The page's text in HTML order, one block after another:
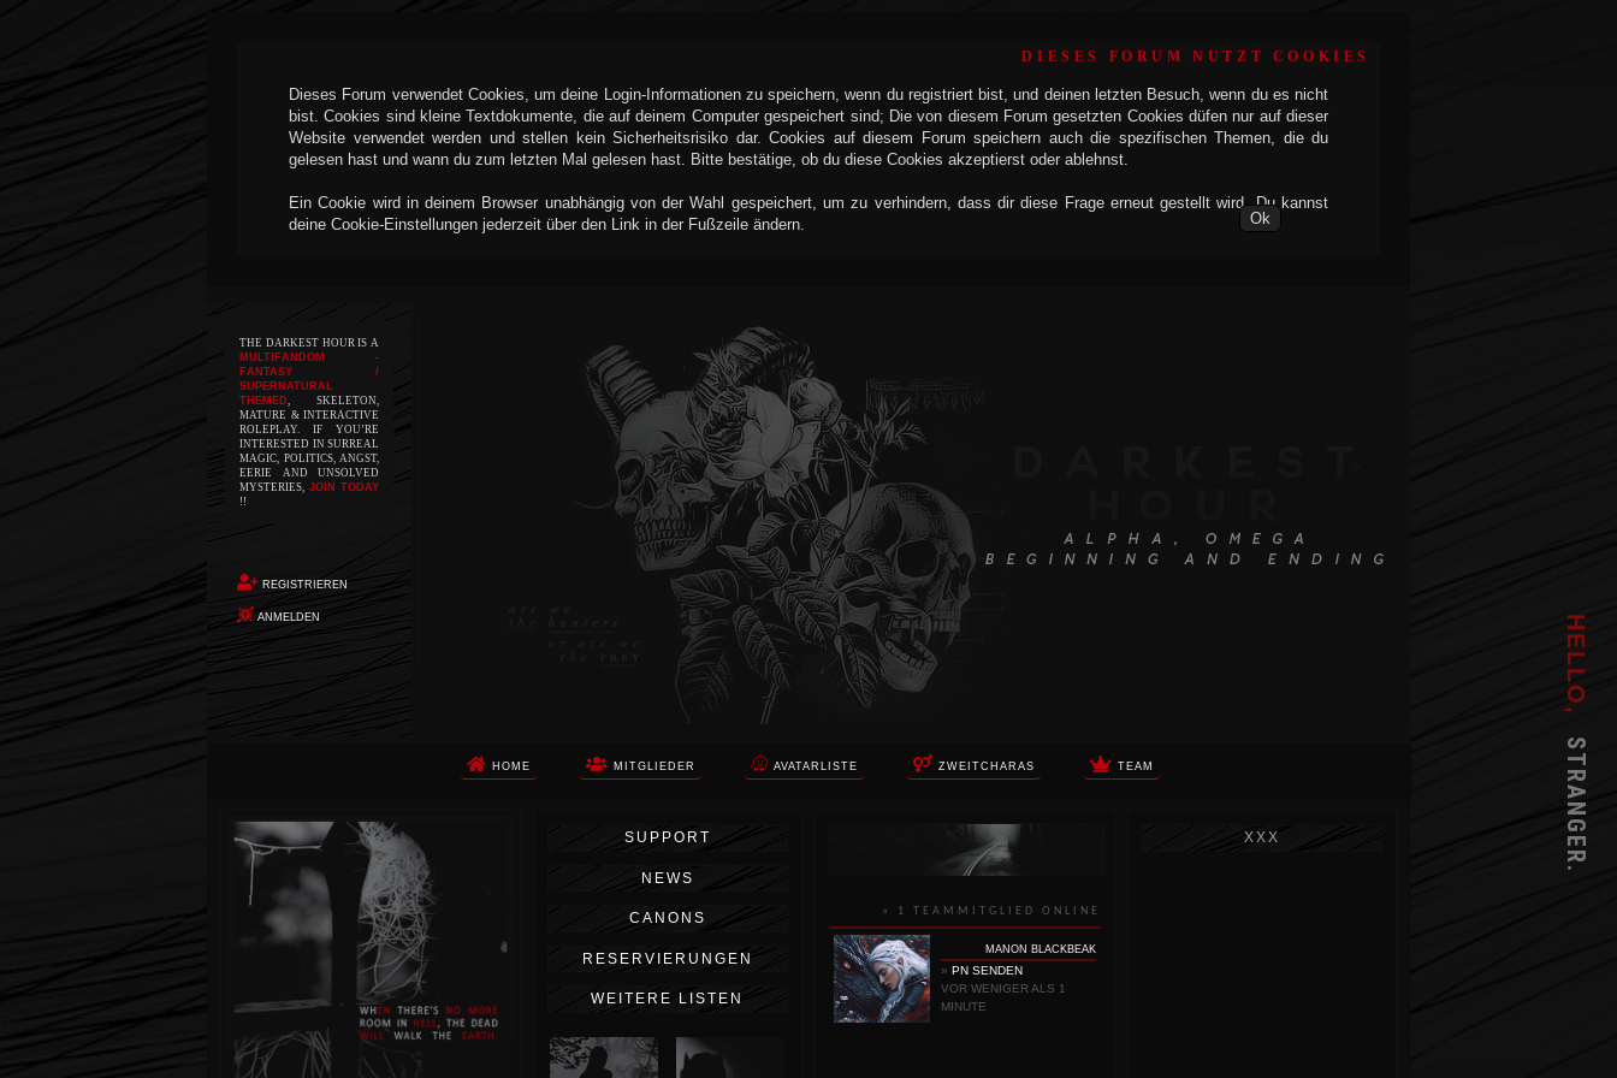
DIESES FORUM NUTZT COOKIES
Dieses Forum verwendet Cookies, um deine Login-Informationen zu speichern, wenn du registriert bist, und deinen letzten Besuch, wenn du es nicht
bist. Cookies sind kleine Textdokumente, die auf deinem Computer gespeichert sind; Die von diesem Forum gesetzten Cookies düfen nur auf dieser
Website verwendet werden und stellen kein Sicherheitsrisiko dar. Cookies auf diesem Forum speichern auch die spezifischen Themen, die du
gelesen hast und wann du zum letzten Mal gelesen hast. Bitte bestätige, ob du diese Cookies akzeptierst oder ablehnst.
Ein Cookie wird in deinem Browser unabhängig von der Wahl gespeichert, um zu verhindern, dass dir diese Frage erneut gestellt wird. Du kannst
deine Cookie-Einstellungen jederzeit über den Link in der Fußzeile ändern.
THE DARKEST HOUR IS A
MULTIFANDOM -
FANTASY /
SUPERNATURAL
THEMED, SKELETON,
MATURE & INTERACTIVE
ROLEPLAY. IF YOU’RE
INTERESTED IN SURREAL
MAGIC, POLITICS, ANGST,
EERIE AND UNSOLVED
MYSTERIES, JOIN TODAY
!!
REGISTRIEREN
ANMELDEN HELLO,
STRANGER.
HOME MITGLIEDER AVATARLISTE ZWEITCHARAS TEAM
Die Apokalypse. Das ist das Wort,
das Ihnen in den Sinn kommt, als
Sie auf dem Boden aufwachen, Ihr
Körper schmerzt und Ihr Geist
wird von alptraumhaften
Erinnerungen überflutet. Vor
wenigen Augenblicken hatten Sie
noch ein ruhiges Leben geführt.
Dann begann die Erde unter Ihren
Füßen zu beben. Um Sie herum
stürzte alles ein. Die Berge
zerbrachen. Die Städte waren
nicht mehr. Die Ozeane
SUPPORT
NEWS
CANONS
RESERVIERUNGEN
WEITERE LISTEN
» 1 TEAMMITGLIED ONLINE
MANON BLACKBEAK
» PN SENDEN
VOR WENIGER ALS 1
MINUTE
XXX